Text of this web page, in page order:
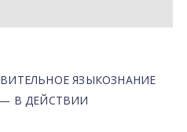
ЯЗЫКОЗНАНИЕ
В ДЕЙСТВИИ